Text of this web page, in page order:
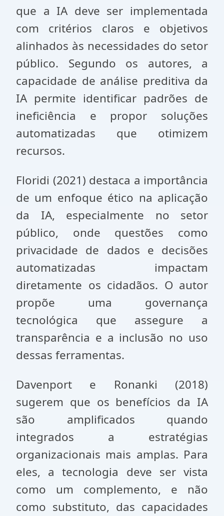
que a IA deve ser implementada
com critérios claros e objetivos
alinhados às necessidades do setor
público. Segundo os autores, a
capacidade de análise preditiva da
IA permite identificar padrões de
ineficiência e propor soluções
automatizadas que otimizem
recursos.
Floridi (2021) destaca a importância
de um enfoque ético na aplicação
da IA, especialmente no setor
público, onde questões como
privacidade de dados e decisões
automatizadas impactam
diretamente os cidadãos. O autor
propõe uma governança
tecnológica que assegure a
transparência e a inclusão no uso
dessas ferramentas.
Davenport e Ronanki (2018)
sugerem que os benefícios da IA
são amplificados quando
integrados a estratégias
organizacionais mais amplas. Para
eles, a tecnologia deve ser vista
como um complemento, e não
como substituto, das capacidades